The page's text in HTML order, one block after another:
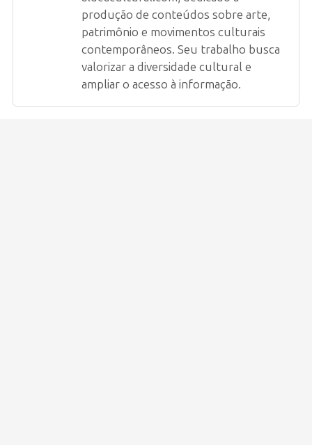
produção de conteúdos sobre arte,
patrimônio e movimentos culturais
contemporâneos. Seu trabalho busca
valorizar a diversidade cultural e
ampliar o acesso à informação.